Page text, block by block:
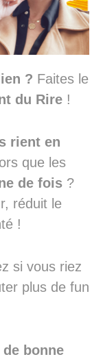
? Faites le
du Rire !
rient en
que les
de fois ?
réduit le
!
si vous riez
plus de fun
bonne